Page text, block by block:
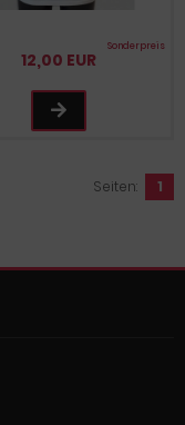
Sonderpreis
12,00 EUR
Seiten: 1